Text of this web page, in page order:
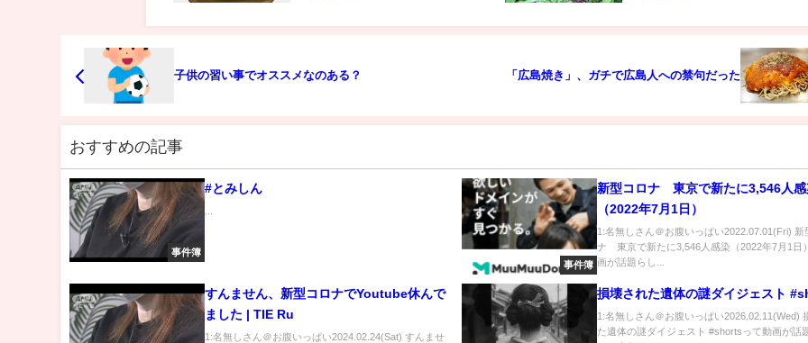
子供の習い事でオススメなのある？ 「広島焼き」、ガチで広島人への禁句だった
おすすめの記事
事件簿
#とみしん
事件簿
新型コロナ 東京で新たに3,546人感
（2022年7月1日）
1:名無しさん＠お腹いっぱい2022.07.01(Fri) 新
ナ 東京で新たに3,546人感染（2022年7月1日
画が話題らし...
すんません、新型コロナでYoutube休んで
ました | TIE Ru
1:名無しさん＠お腹いっぱい2024.02.24(Sat) すんませ
損壊された遺体の謎ダイジェスト
1:名無しさん＠お腹いっぱい2026.02.11(Wed)
た遺体の謎ダイジェスト #shortsって動画が話